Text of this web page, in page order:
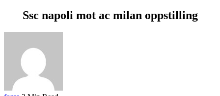
Ssc napoli mot ac milan oppstilling